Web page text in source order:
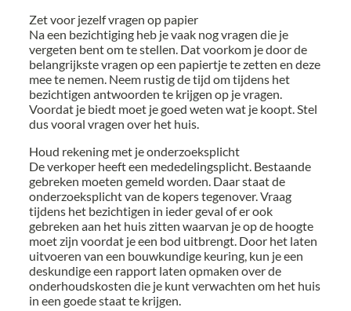
Zet voor jezelf vragen op papier
Na een bezichtiging heb je vaak nog vragen die je
vergeten bent om te stellen. Dat voorkom je door de
belangrijkste vragen op een papiertje te zetten en deze
mee te nemen. Neem rustig de tijd om tijdens het
bezichtigen antwoorden te krijgen op je vragen.
Voordat je biedt moet je goed weten wat je koopt. Stel
dus vooral vragen over het huis.
Houd rekening met je onderzoeksplicht
De verkoper heeft een mededelingsplicht. Bestaande
gebreken moeten gemeld worden. Daar staat de
onderzoeksplicht van de kopers tegenover. Vraag
tijdens het bezichtigen in ieder geval of er ook
gebreken aan het huis zitten waarvan je op de hoogte
moet zijn voordat je een bod uitbrengt. Door het laten
uitvoeren van een bouwkundige keuring, kun je een
deskundige een rapport laten opmaken over de
onderhoudskosten die je kunt verwachten om het huis
in een goede staat te krijgen.